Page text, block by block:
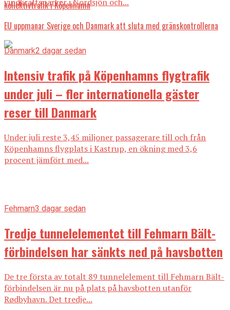
kollektivtrafik i Köpenhamn
EU uppmanar Sverige och Danmark att sluta med gränskontrollerna
Danmark2 dagar sedan
Intensiv trafik på Köpenhamns flygtrafik
under juli – fler internationella gäster
reser till Danmark
Under juli reste 3,45 miljoner passagerare till och från
Köpenhamns flygplats i Kastrup, en ökning med 3,6
procent jämfört med...
Fehmarn3 dagar sedan
Tredje tunnelelementet till Fehmarn Bält-
förbindelsen har sänkts ned på havsbotten
De tre första av totalt 89 tunnelelement till Fehmarn Bält-
förbindelsen är nu på plats på havsbotten utanför
Rødbyhavn. Det tredje...